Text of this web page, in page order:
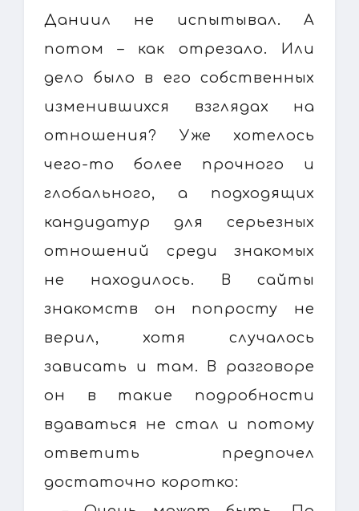
Даниил не испытывал. А
потом – как отрезало. Или
дело было в его собственных
изменившихся взглядах на
отношения? Уже хотелось
чего-то более прочного и
глобального, а подходящих
кандидатур для серьезных
отношений среди знакомых
не находилось. В сайты
знакомств он попросту не
верил, хотя случалось
зависать и там. В разговоре
он в такие подробности
вдаваться не стал и потому
ответить предпочел
достаточно коротко: